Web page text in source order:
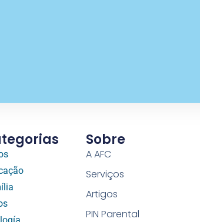
Sobre
A AFC
Serviços
Artigos
PIN Parental